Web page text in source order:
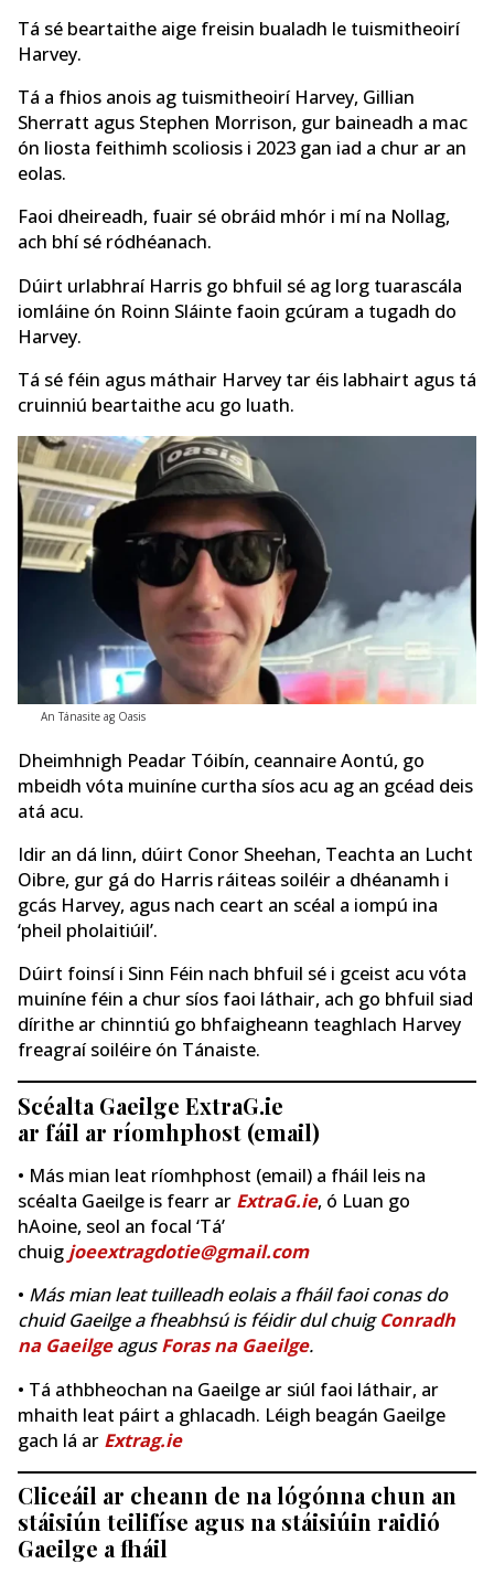
Tá sé beartaithe aige freisin bualadh le tuismitheoirí
Harvey.
Tá a fhios anois ag tuismitheoirí Harvey, Gillian
Sherratt agus Stephen Morrison, gur baineadh a mac
ón liosta feithimh scoliosis i 2023 gan iad a chur ar an
eolas.
Faoi dheireadh, fuair sé obráid mhór i mí na Nollag,
ach bhí sé ródhéanach.
Dúirt urlabhraí Harris go bhfuil sé ag lorg tuarascála
iomláine ón Roinn Sláinte faoin gcúram a tugadh do
Harvey.
Tá sé féin agus máthair Harvey tar éis labhairt agus tá
cruinniú beartaithe acu go luath.
An Tánasite ag Oasis
Dheimhnigh Peadar Tóibín, ceannaire Aontú, go
mbeidh vóta muiníne curtha síos acu ag an gcéad deis
atá acu.
Idir an dá linn, dúirt Conor Sheehan, Teachta an Lucht
Oibre, gur gá do Harris ráiteas soiléir a dhéanamh i
gcás Harvey, agus nach ceart an scéal a iompú ina
‘pheil pholaitiúil’.
Dúirt foinsí i Sinn Féin nach bhfuil sé i gceist acu vóta
muiníne féin a chur síos faoi láthair, ach go bhfuil siad
dírithe ar chinntiú go bhfaigheann teaghlach Harvey
freagraí soiléire ón Tánaiste.
Scéalta Gaeilge ExtraG.ie
ar fáil ar ríomhphost (email)
• Más mian leat ríomhphost (email) a fháil leis na
scéalta Gaeilge is fearr ar ExtraG.ie, ó Luan go
hAoine, seol an focal ‘Tá’
chuig joeextragdotie@gmail.com
• Más mian leat tuilleadh eolais a fháil faoi conas do
chuid Gaeilge a fheabhsú is féidir dul chuigConradh
na GaeilgeagusForas na Gaeilge.
• Tá athbheochan na Gaeilge ar siúl faoi láthair, ar
mhaith leat páirt a ghlacadh. Léigh beagán Gaeilge
gach lá ar Extrag.ie
Cliceáil ar cheann de na lógónna chun an
stáisiún teilifíse agus na stáisiúin raidió
Gaeilge a fháil